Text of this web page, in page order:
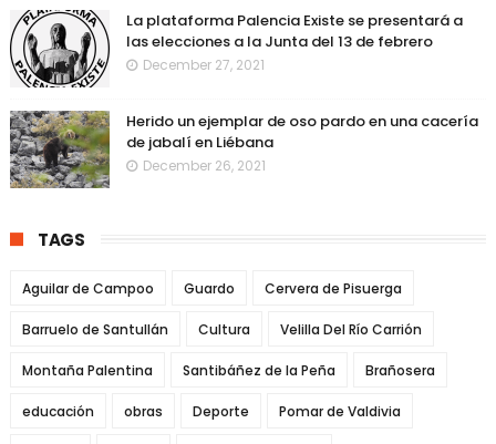
La plataforma Palencia Existe se presentará a
las elecciones a la Junta del 13 de febrero
December 27, 2021
Herido un ejemplar de oso pardo en una cacería
de jabalí en Liébana
December 26, 2021
TAGS
Aguilar de Campoo Guardo Cervera de Pisuerga
Barruelo de Santullán Cultura Velilla Del Río Carrión
Montaña Palentina Santibáñez de la Peña Brañosera
educación obras Deporte Pomar de Valdivia